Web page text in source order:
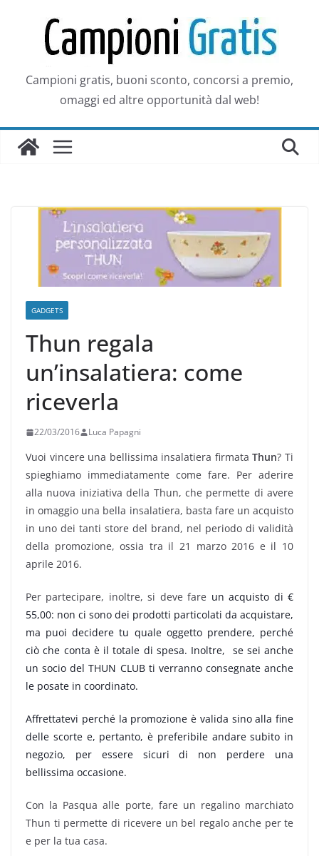
contenuto
Campioni gratis, buoni sconto, concorsi a premio,
omaggi ed altre opportunità dal web!
GADGETS
Thun regala
un’insalatiera: come
riceverla
22/03/2016 Luca Papagni
Vuoi vincere una bellissima insalatiera firmataThun? Ti
spieghiamo immediatamente come fare. Per aderire
alla nuova iniziativa della Thun, che permette di avere
in omaggio una bella insalatiera, basta fare un acquisto
in uno dei tanti store del brand, nel periodo di validità
della promozione, ossia tra il 21 marzo 2016 e il 10
aprile 2016.
Per partecipare, inoltre, si deve fare un acquisto di €
55,00: non ci sono dei prodotti particolati da acquistare,
ma puoi decidere tu quale oggetto prendere, perché
ciò che conta è il totale di spesa. Inoltre, se sei anche
un socio del THUN CLUB ti verranno consegnate anche
le posate in coordinato.
Affrettatevi perché la promozione è valida sino alla fine
delle scorte e, pertanto, è preferibile andare subito in
negozio, per essere sicuri di non perdere una
bellissima occasione.
Con la Pasqua alle porte, fare un regalino marchiato
Thun ti permette di ricevere un bel regalo anche per te
e per la tua casa.